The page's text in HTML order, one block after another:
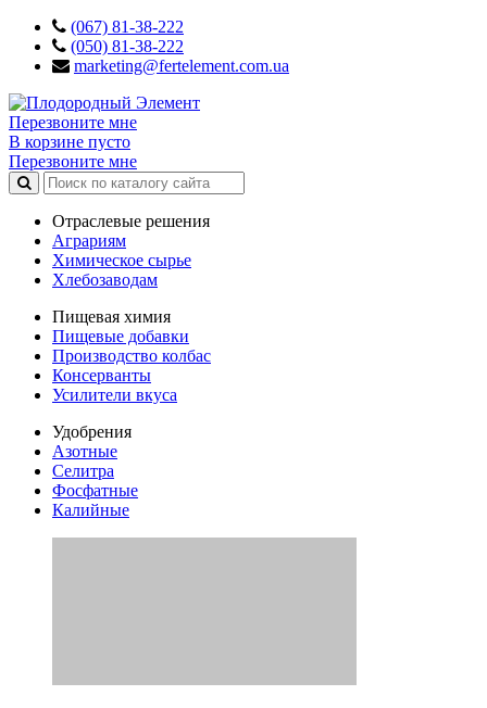
(067) 81-38-222
(050) 81-38-222
marketing@fertelement.com.ua
Перезвоните мне
В корзине пусто
Перезвоните мне
Отраслевые решения
Аграриям
Химическое сырье
Хлебозаводам
Пищевая химия
Пищевые добавки
Производство колбас
Консерванты
Усилители вкуса
Удобрения
Азотные
Селитра
Фосфатные
Калийные